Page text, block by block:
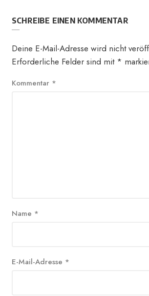
SCHREIBE EINEN KOMMENTAR
Deine E-Mail-Adresse wird nicht
Erforderliche Felder sind mit *
Kommentar *
Name *
E-Mail-Adresse *